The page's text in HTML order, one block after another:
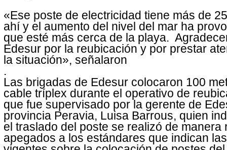
«Ese poste de electricidad tiene más de
ahí y el aumento del nivel del mar ha
que esté más cerca de la playa.
Edesur por la reubicación y por prestar
la situación», señalaron
.
Las brigadas de Edesur colocaron 100
cable tríplex durante el operativo de
que fue supervisado por la gerente de
provincia Peravia, Luisa Barrous, quien
el traslado del poste se realizó de manera
apegados a los estándares que indican